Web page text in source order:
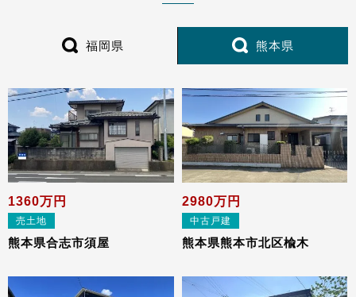
福岡県 熊本県
1360万円
売土地
熊本県合志市須屋
2980万円
中古戸建
熊本県熊本市北区楡⽊